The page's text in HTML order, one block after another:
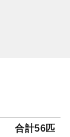
合計56匹